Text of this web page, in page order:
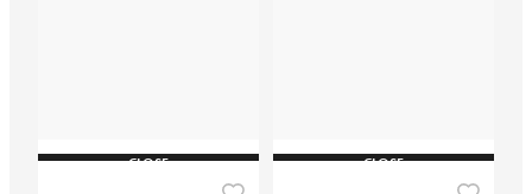
CLOSE CLOSE